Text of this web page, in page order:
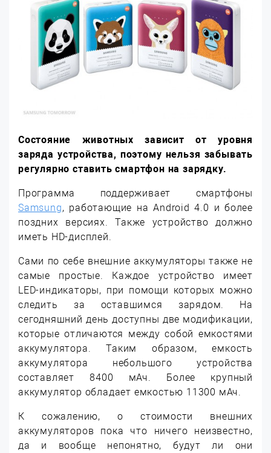
Состояние животных зависит от уровня
заряда устройства, поэтому нельзя забывать
регулярно ставить смартфон на зарядку.
Программа поддерживает смартфоны
Samsung, работающие на Android 4.0 и более
поздних версиях. Также устройство должно
иметь HD-дисплей.
Сами по себе внешние аккумуляторы также не
самые простые. Каждое устройство имеет
LED-индикаторы, при помощи которых можно
следить за оставшимся зарядом. На
сегодняшний день доступны две модификации,
которые отличаются между собой емкостями
аккумулятора. Таким образом, емкость
аккумулятора небольшого устройства
составляет 8400 мАч. Более крупный
аккумулятор обладает емкостью 11300 мАч.
К сожалению, о стоимости внешних
аккумуляторов пока что ничего неизвестно,
да и вообще непонятно, будут ли они